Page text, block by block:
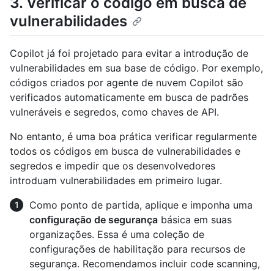
vulnerabilidades
Copilot já foi projetado para evitar a introdução de
vulnerabilidades em sua base de código. Por exemplo,
códigos criados por agente de nuvem Copilot são
verificados automaticamente em busca de padrões
vulneráveis e segredos, como chaves de API.
No entanto, é uma boa prática verificar regularmente
todos os códigos em busca de vulnerabilidades e
segredos e impedir que os desenvolvedores
introduam vulnerabilidades em primeiro lugar.
Como ponto de partida, aplique e imponha uma
configuração de segurança básica em suas
organizações. Essa é uma coleção de
configurações de habilitação para recursos de
segurança. Recomendamos incluir code scanning,